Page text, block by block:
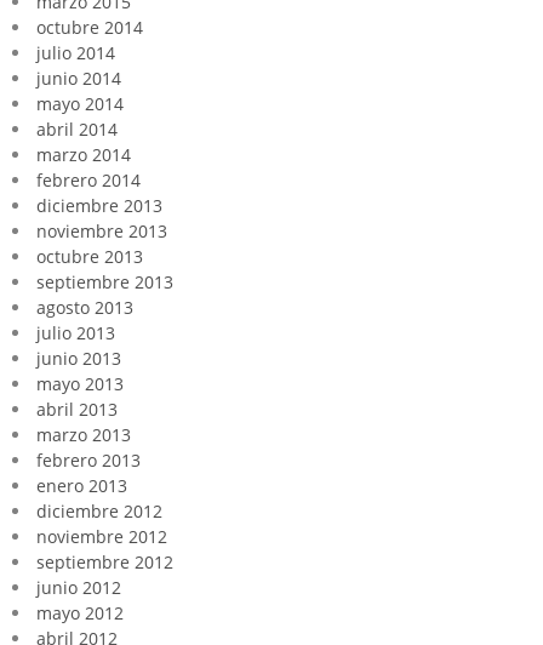
octubre 2014
julio 2014
junio 2014
mayo 2014
abril 2014
marzo 2014
febrero 2014
diciembre 2013
noviembre 2013
octubre 2013
septiembre 2013
agosto 2013
julio 2013
junio 2013
mayo 2013
abril 2013
marzo 2013
febrero 2013
enero 2013
diciembre 2012
noviembre 2012
septiembre 2012
junio 2012
mayo 2012
abril 2012